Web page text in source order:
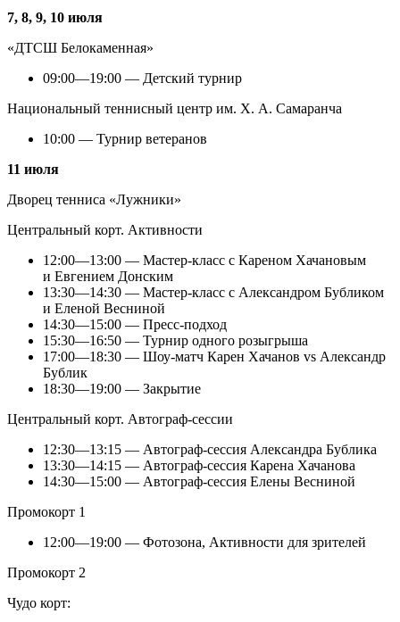
7, 8, 9, 10 июля
«ДТСШ Белокаменная»
09:00—19:00 — Детский турнир
Национальный теннисный центр им. Х. А. Самаранча
10:00 — Турнир ветеранов
11 июля
Дворец тенниса «Лужники»
Центральный корт. Активности
12:00—13:00 — Мастер-класс с Кареном Хачановым
и Евгением Донским
13:30—14:30 — Мастер-класс с Александром Бубликом
и Еленой Весниной
14:30—15:00 — Пресс-подход
15:30—16:50 — Турнир одного розыгрыша
17:00—18:30 — Шоу-матч Карен Хачанов vs Александр
Бублик
18:30—19:00 — Закрытие
Центральный корт. Автограф-сессии
12:30—13:15 — Автограф-сессия Александра Бублика
13:30—14:15 — Автограф-сессия Карена Хачанова
14:30—15:00 — Автограф-сессия Елены Весниной
Промокорт 1
12:00—19:00 — Фотозона, Активности для зрителей
Промокорт 2
Чудо корт: